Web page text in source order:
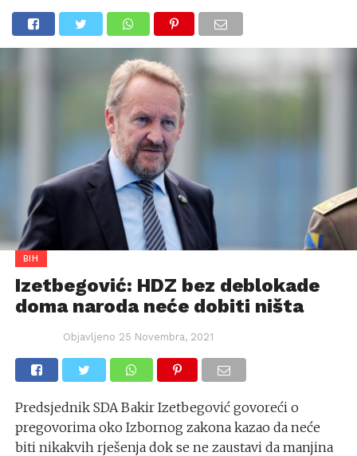
BIH
Izetbegović: HDZ bez deblokade
doma naroda neće dobiti ništa
Objavljeno 25 Novembra, 2021
Predsjednik SDA Bakir Izetbegović govoreći o
pregovorima oko Izbornog zakona kazao da neće
biti nikakvih rješenja dok se ne zaustavi da manjina